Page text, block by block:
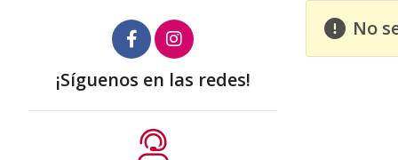
No
¡Síguenos en las redes!